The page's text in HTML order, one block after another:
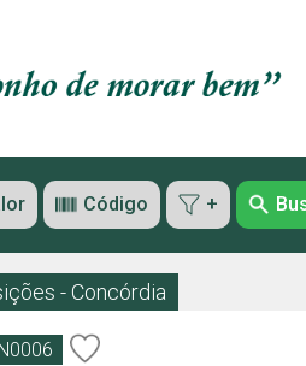
Código +
- Concórdia